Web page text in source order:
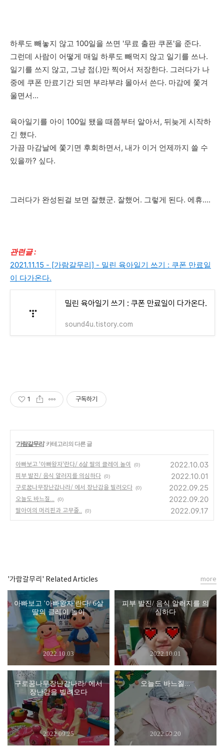
하루도 빼놓지 않고 100일을 쓰면 '무료 출판 쿠폰'을 준다.
그런데 사람이 어떻게 매일 하루도 빼먹지 않고 일기를 쓰나.
일기를 쓰지 않고, 그냥 점(.)만 찍어서 저장한다. 그러다가 나
중에 쿠폰 만료기간 되면 부랴부랴 몰아서 쓴다. 마감에 쫓겨
울면서...
육아일기를 아이 100일 됐을 때쯤부터 알아서, 뒤늦게 시작하
긴 했다.
가끔 마감날에 쫓기면 후회하면서, 내가 이거 언제까지 쓸 수
있을까? 싶다.
그러다가 완성된걸 보면 잘했군. 잘했어. 그렇게 된다. 에휴....
관련글 :
2021.11.15 - [가람갈무리] - 밀린 육아일기 쓰기 : 쿠폰 만료일
이 다가온다.
밀린 육아일기 쓰기 : 쿠폰 만료일이 다가온다.
sound4u.tistory.com
1 구독하기
'가람갈무리' 카테고리의 다른 글
아빠보고 '아빠왕자'란다/ 6살 딸의 클레이 놀이 (0) 2022.10.03
피부 발진/ 음식 알러지를 의심하다 (0) 2022.10.01
구로꿈나무장난감나라/ 에서 장난감을 빌려오다 (0) 2022.09.25
오늘도 바느질... (0) 2022.09.20
딸아이의 머리핀과 고무줄.. (0) 2022.09.17
'가람갈무리' Related Articles
아빠보고 '아빠왕자'란다/ 6살
딸의 클레이 놀이
2022.10.03
피부 발진/ 음식 알러지를 의
심하다
2022.10.01
구로꿈나무장난감나라/ 에서
장난감을 빌려오다
2022.09.25
오늘도 바느질...
2022.09.20
more